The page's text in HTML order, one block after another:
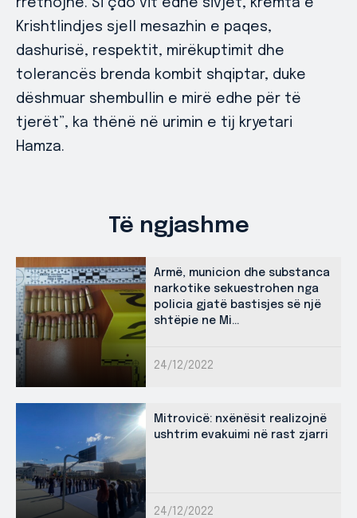
rrethojnë. Si çdo vit edhe sivjet, kremta e
Krishtlindjes sjell mesazhin e paqes,
dashurisë, respektit, mirëkuptimit dhe
tolerancës brenda kombit shqiptar, duke
dëshmuar shembullin e mirë edhe për të
tjerët”, ka thënë në urimin e tij kryetari
Hamza.
Të ngjashme
Armë, municion dhe substanca
narkotike sekuestrohen nga
policia gjatë bastisjes së një
shtëpie ne Mi...
24/12/2022
Mitrovicë: nxënësit realizojnë
ushtrim evakuimi në rast zjarri
24/12/2022